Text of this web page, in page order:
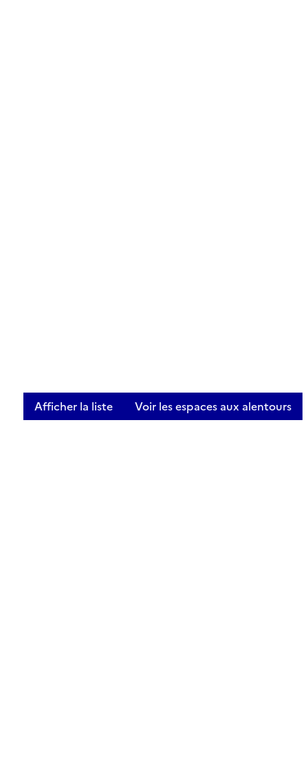
Afficher la liste Voir les espaces aux alentours